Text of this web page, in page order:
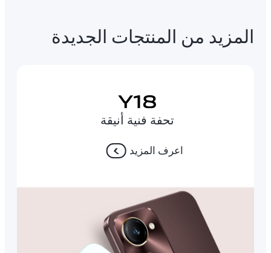
المزيد من المنتجات الجديدة
تحفة فنية أنيقة
اعرف المزيد